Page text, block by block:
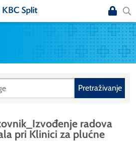
Pretraživanje
radova
pri Klinici za plućne